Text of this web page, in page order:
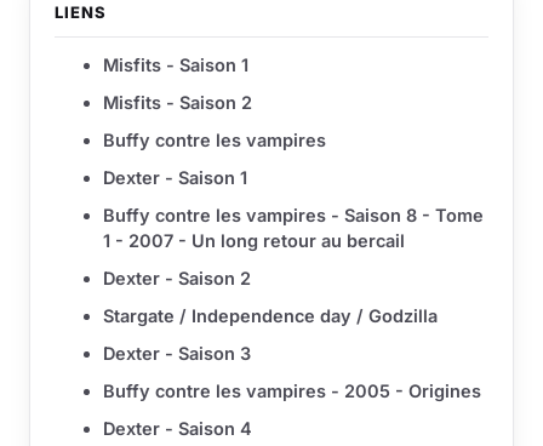
LIENS
Misfits - Saison 1
Misfits - Saison 2
Buffy contre les vampires
Dexter - Saison 1
Buffy contre les vampires - Saison 8 - Tome
1 - 2007 - Un long retour au bercail
Dexter - Saison 2
Stargate / Independence day / Godzilla
Dexter - Saison 3
Buffy contre les vampires - 2005 - Origines
Dexter - Saison 4